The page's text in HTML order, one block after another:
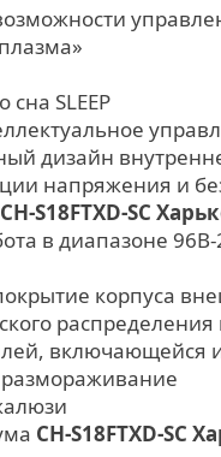
сна SLЕЕР
дизайн
напряжения и
CH-S18FTXD-SC
в диапазоне
корпуса
распределения
включающейся
CH-S18FTXD-SC